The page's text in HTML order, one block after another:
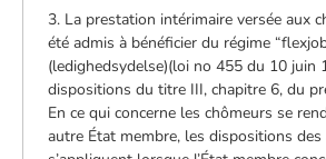
3. La prestation intérimaire versée aux
été admis à bénéficier du régime
(ledighedsydelse)(loi no 455 du 10 juin
dispositions du titre III, chapitre 6, du
En ce qui concerne les chômeurs se
autre État membre, les dispositions